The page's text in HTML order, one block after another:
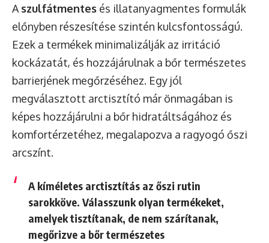
A szulfátmentes és illatanyagmentes formulák
előnyben részesítése szintén kulcsfontosságú.
Ezek a termékek minimalizálják az irritáció
kockázatát, és hozzájárulnak a bőr természetes
barrierjének megőrzéséhez. Egy jól
megválasztott arctisztító már önmagában is
képes hozzájárulni a bőr hidratáltságához és
komfortérzetéhez, megalapozva a ragyogó őszi
arcszínt.
A kíméletes arctisztítás az őszi rutin
sarokköve. Válasszunk olyan termékeket,
amelyek tisztítanak, de nem szárítanak,
megőrizve a bőr természetes